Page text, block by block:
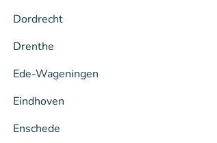
Dordrecht
Drenthe
Ede-Wageningen
Eindhoven
Enschede